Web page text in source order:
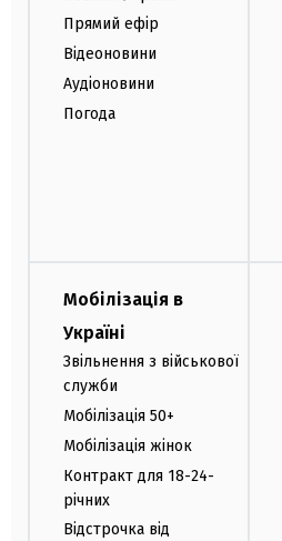
Прямий ефір
Відеоновини
Аудіоновини
Погода
Мобілізація в
Україні
Звільнення з військової
служби
Мобілізація 50+
Мобілізація жінок
Контракт для 18-24-
річних
Відстрочка від